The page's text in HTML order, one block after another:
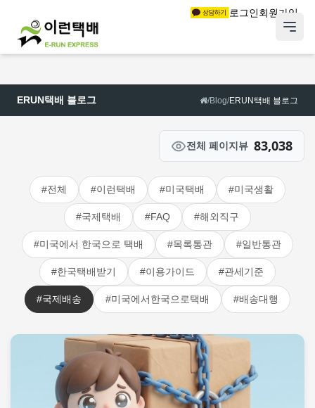
로그인회원가입
ERUN택배 블로그 /Blog/ERUN택배 블로그
전체 페이지뷰 83,038
#전체 #이런택배 #미국택배 #미국생활
#국제택배 #FAQ #해외직구
#미국에서 한국으로 택배 #목록통관 #일반통관
#한국택배받기 #이용가이드 #관세기준
#국제배송 #미국에서한국으로택배 #배송대행